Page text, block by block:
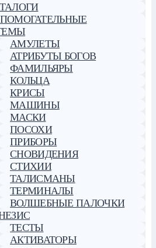
АМУЛЕТЫ
АТРИБУТЫ БОГОВ
ФАМИЛЬЯРЫ
КОЛЬЦА
КРИСЫ
МАШИНЫ
МАСКИ
ПОСОХИ
ПРИБОРЫ
СНОВИДЕНИЯ
СТИХИИ
ТАЛИСМАНЫ
ТЕРМИНАЛЫ
ВОЛШЕБНЫЕ ПАЛОЧКИ
ТЕСТЫ
АКТИВАТОРЫ